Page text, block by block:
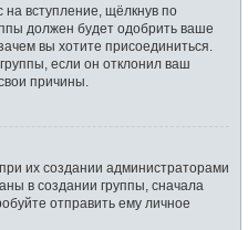
на вступление, щёлкнув по
должен будет одобрить ваше
вы хотите присоединиться.
если он отклонил ваш
причины.
их создании администраторами
в создании группы, сначала
отправить ему личное